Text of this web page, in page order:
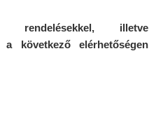
rendelésekkel, illetve
a következő elérhetőségen